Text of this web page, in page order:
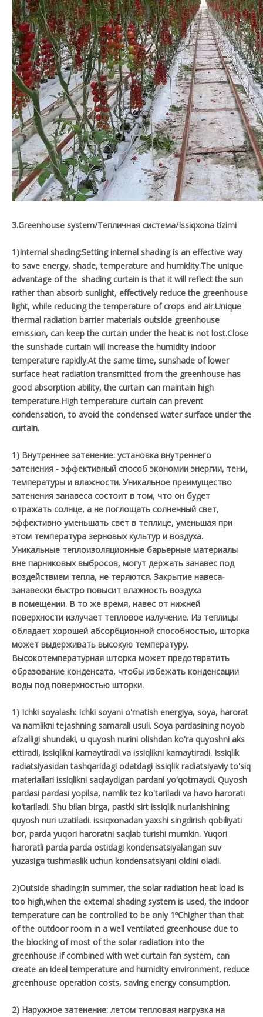
3.Greenhouse system/Тепличная система/Issiqxona tizimi
1)Internal shading:Setting internal shading is an effective way
to save energy, shade, temperature and humidity.The unique
advantage of the shading curtain is that it will reflect the sun
rather than absorb sunlight, effectively reduce the greenhouse
light, while reducing the temperature of crops and air.Unique
thermal radiation barrier materials outside greenhouse
emission, can keep the curtain under the heat is not lost.Close
the sunshade curtain will increase the humidity indoor
temperature rapidly.At the same time, sunshade of lower
surface heat radiation transmitted from the greenhouse has
good absorption ability, the curtain can maintain high
temperature.High temperature curtain can prevent
condensation, to avoid the condensed water surface under the
curtain.
1) Внутреннее затенение: установка внутреннего
затенения - эффективный способ экономии энергии, тени,
температуры и влажности. Уникальное преимущество
затенения занавеса состоит в том, что он будет
отражать солнце, а не поглощать солнечный свет,
эффективно уменьшать свет в теплице, уменьшая при
этом температура зерновых культур и воздуха.
Уникальные теплоизоляционные барьерные материалы
вне парниковых выбросов, могут держать занавес под
воздействием тепла, не теряются. Закрытие навеса-
занавески быстро повысит влажность воздуха
в помещении. В то же время, навес от нижней
поверхности излучает тепловое излучение. Из теплицы
обладает хорошей абсорбционной способностью, шторка
может выдерживать высокую температуру.
Высокотемпературная шторка может предотвратить
образование конденсата, чтобы избежать конденсации
воды под поверхностью шторки.
1) Ichki soyalash: Ichki soyani o'rnatish energiya, soya, harorat
va namlikni tejashning samarali usuli. Soya pardasining noyob
afzalligi shundaki, u quyosh nurini olishdan ko'ra quyoshni aks
ettiradi, issiqlikni kamaytiradi va issiqlikni kamaytiradi. Issiqlik
radiatsiyasidan tashqaridagi odatdagi issiqlik radiatsiyaviy to'siq
materiallari issiqlikni saqlaydigan pardani yo'qotmaydi. Quyosh
pardasi pardasi yopilsa, namlik tez ko'tariladi va havo harorati
ko'tariladi. Shu bilan birga, pastki sirt issiqlik nurlanishining
quyosh nuri uzatiladi. issiqxonadan yaxshi singdirish qobiliyati
bor, parda yuqori haroratni saqlab turishi mumkin. Yuqori
haroratli parda parda ostidagi kondensatsiyalangan suv
yuzasiga tushmaslik uchun kondensatsiyani oldini oladi.
2)Outside shading:In summer, the solar radiation heat load is
too high,when the external shading system is used, the indoor
temperature can be controlled to be only 1ºChigher than that
of the outdoor room in a well ventilated greenhouse due to
the blocking of most of the solar radiation into the
greenhouse.If combined with wet curtain fan system, can
create an ideal temperature and humidity environment, reduce
greenhouse operation costs, saving energy consumption.
2) Наружное затенение: летом тепловая нагрузка на